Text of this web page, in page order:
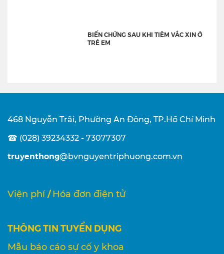
BIẾN CHỨNG SAU KHI TIÊM VẮC XIN Ở
TRẺ EM
468 Nguyễn Trãi, Phường An Đông, TP.Hồ Chí Minh
☎ (028) 39234332 - 73077307
truyenthong@bvnguyentriphuong.com.vn
Viện phí / Hóa đơn điện tử
THÔNG TIN TUYỂN DỤNG
Mẫu báo cáo sự cố y khoa